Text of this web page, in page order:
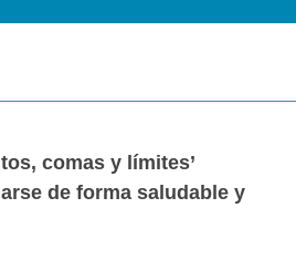
comas y límites’
de forma saludable y